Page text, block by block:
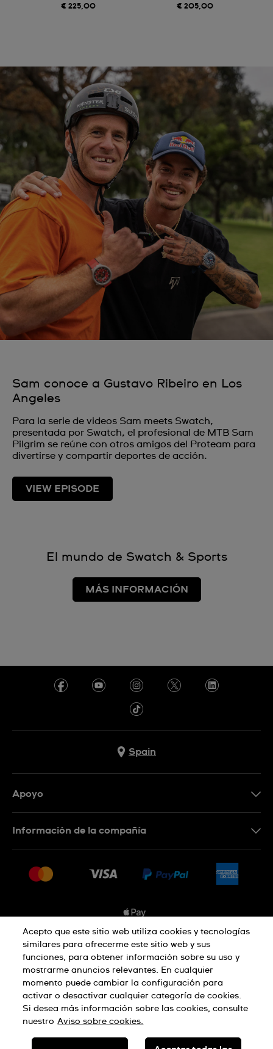
€ 225,00 € 205,00
Sam conoce a Gustavo Ribeiro en Los
Angeles
Para la serie de videos Sam meets Swatch,
presentada por Swatch, el profesional de MTB Sam
Pilgrim se reúne con otros amigos del Proteam para
divertirse y compartir deportes de acción.
VIEW EPISODE
El mundo de Swatch & Sports
MÁS INFORMACIÓN
Spain
Apoyo
Devoluciones
Sistema de información
Desistimiento del contrato
Información de la compañía
Empleo
Aviso de privacidad Aviso sobre cookies
Términos de uso
SWISS MADE
Acepto que este sitio web utiliza cookies y tecnologías
similares para ofrecerme este sitio web y sus
funciones, para obtener información sobre su uso y
mostrarme anuncios relevantes. En cualquier
momento puede cambiar la configuración para
activar o desactivar cualquier categoría de cookies.
Si desea más información sobre las cookies, consulte
nuestro Aviso sobre cookies.